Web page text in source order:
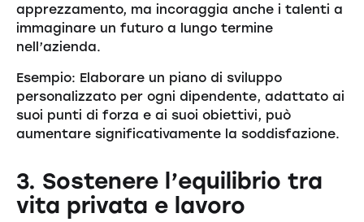
apprezzamento, ma incoraggia anche i talenti a
immaginare un futuro a lungo termine
nell’azienda.
Esempio: Elaborare un piano di sviluppo
personalizzato per ogni dipendente, adattato ai
suoi punti di forza e ai suoi obiettivi, può
aumentare significativamente la soddisfazione.
3. Sostenere l’equilibrio tra
vita privata e lavoro